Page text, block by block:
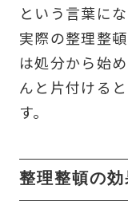
という言葉にな
実際の整理整
は処分から始
んと片付ける
す。
整理整頓の